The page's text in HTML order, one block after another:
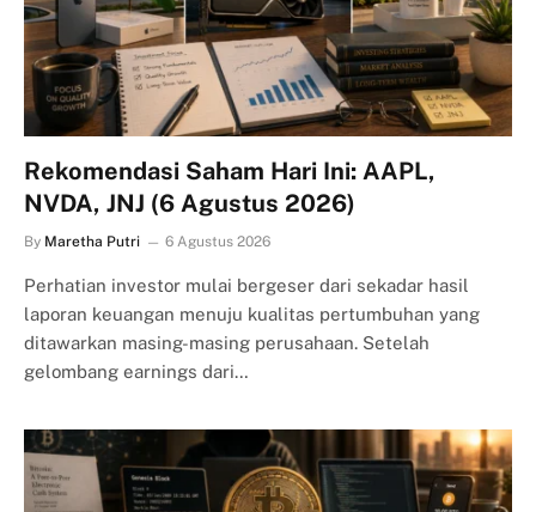
Rekomendasi Saham Hari Ini: AAPL,
NVDA, JNJ (6 Agustus 2026)
By Maretha Putri 6 Agustus 2026
Perhatian investor mulai bergeser dari sekadar hasil
laporan keuangan menuju kualitas pertumbuhan yang
ditawarkan masing-masing perusahaan. Setelah
gelombang earnings dari…